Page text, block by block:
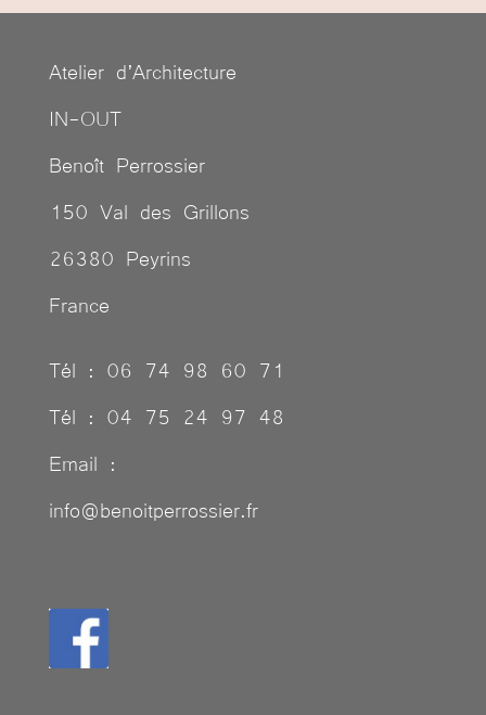
Atelier d’Architecture
IN-OUT
Benoît Perrossier
150 Val des Grillons
26380 Peyrins
France
Tél : 06 74 98 60 71
Tél : 04 75 24 97 48
Email :
info@benoitperrossier.fr